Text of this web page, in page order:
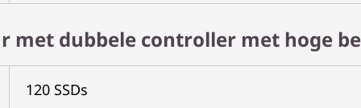
met dubbele controller met hoge
120 SSDs